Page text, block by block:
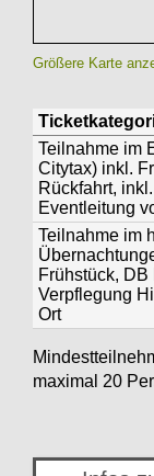
Größere Karte
Teilnahme im
Citytax) inkl.
Rückfahrt,
Eventleitung
Teilnahme im
Frühstück,
Verpflegung
Ort
maximal 20